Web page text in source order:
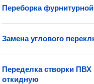
Переборка
Замена углового
Переделка створки ПВХ
откидную